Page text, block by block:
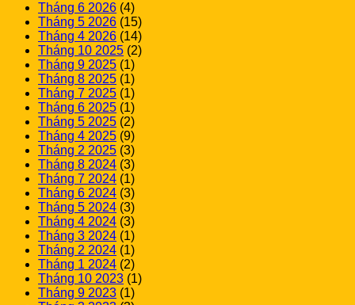
Tháng 6 2026 (4)
Tháng 5 2026 (15)
Tháng 4 2026 (14)
Tháng 10 2025 (2)
Tháng 9 2025 (1)
Tháng 8 2025 (1)
Tháng 7 2025 (1)
Tháng 6 2025 (1)
Tháng 5 2025 (2)
Tháng 4 2025 (9)
Tháng 2 2025 (3)
Tháng 8 2024 (3)
Tháng 7 2024 (1)
Tháng 6 2024 (3)
Tháng 5 2024 (3)
Tháng 4 2024 (3)
Tháng 3 2024 (1)
Tháng 2 2024 (1)
Tháng 1 2024 (2)
Tháng 10 2023 (1)
Tháng 9 2023 (1)